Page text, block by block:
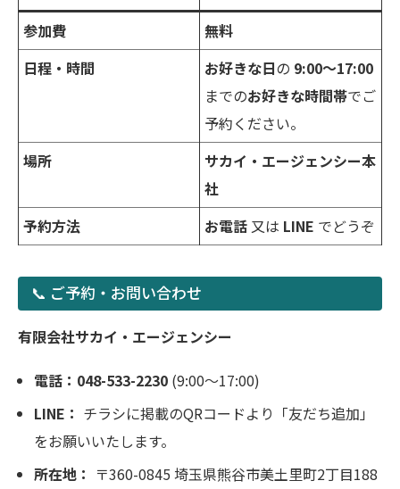
参加費
無料
日程・時間
お好きな日の 9:00～17:00
までのお好きな時間帯でご
予約ください。
場所
サカイ・エージェンシー本
社
予約方法
お電話 又は LINE でどうぞ
📞 ご予約・お問い合わせ
有限会社サカイ・エージェンシー
電話：048-533-2230 (9:00～17:00)
LINE： チラシに掲載のQRコードより「友だち追加」
をお願いいたします。
所在地： 〒360-0845 埼玉県熊谷市美土里町2丁目188